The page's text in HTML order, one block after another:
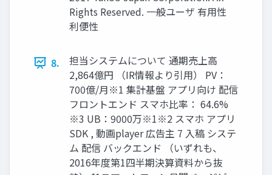
Rights Reserved. 一般ユーザ 有用性
利便性
8.
担当システムについて 通期売上高
2,864億円 （IR情報より引用） PV：
700億/月※1 集計基盤 アプリ向け 配信
フロントエンド スマホ比率： 64.6%
※3 UB：9000万※1※2 スマホ アプリ
SDK , 動画player 広告主 7 入稿 システ
ム 配信 バックエンド （いずれも、
2016年度第1四半期決算資料から抜